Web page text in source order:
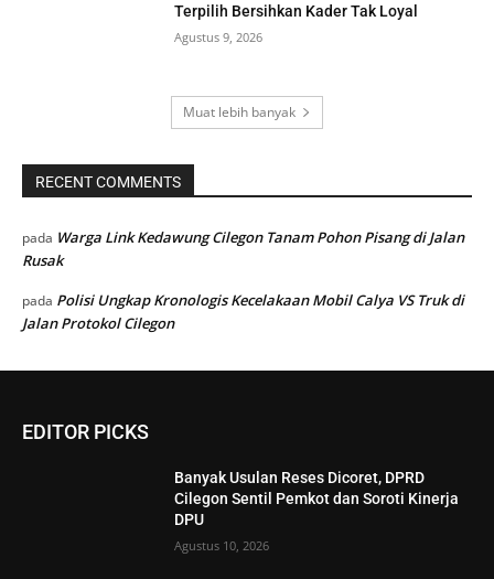
Terpilih Bersihkan Kader Tak Loyal
Agustus 9, 2026
Muat lebih banyak
RECENT COMMENTS
pada Warga Link Kedawung Cilegon Tanam Pohon Pisang di Jalan
Rusak
pada Polisi Ungkap Kronologis Kecelakaan Mobil Calya VS Truk di
Jalan Protokol Cilegon
EDITOR PICKS
Banyak Usulan Reses Dicoret, DPRD
Cilegon Sentil Pemkot dan Soroti Kinerja
DPU
Agustus 10, 2026